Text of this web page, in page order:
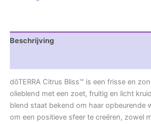
Beschrijving
dōTERRA Citrus Bliss™ is een frisse en
olieblend met een zoet, fruitig en licht
blend staat bekend om haar opbeurende
om een positieve sfeer te creëren, zowel